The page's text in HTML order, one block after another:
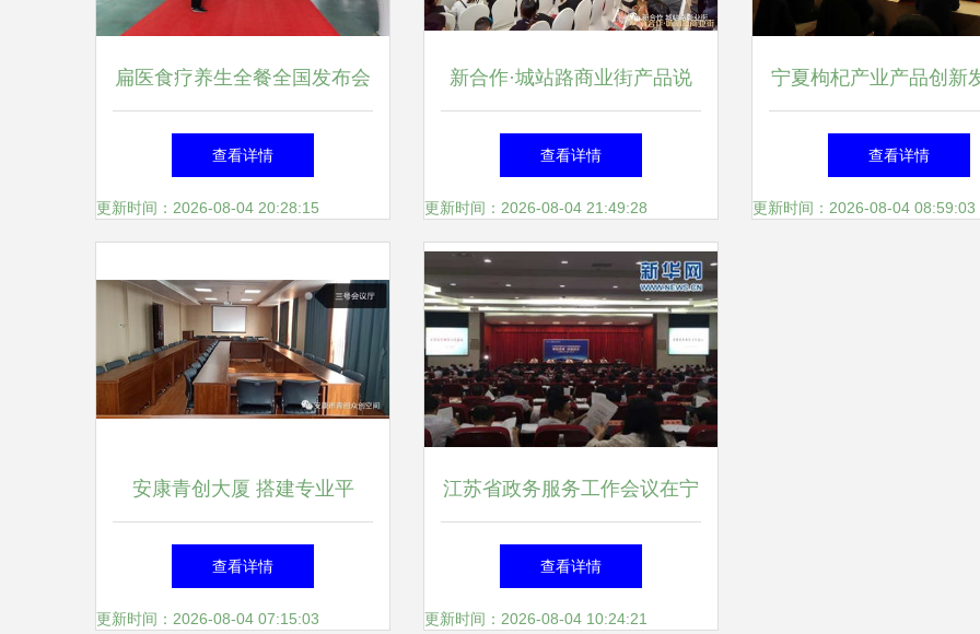
扁医食疗养生全餐全国发布会
圆满举行，专业会议服务赋能
健康新篇章
查看详情
更新时间：2026-08-04 20:28:15
新合作·城站路商业街产品说
明会圆满落幕 众商云集 大势
已成 展览展示承新篇
查看详情
更新时间：2026-08-04 21:49:28
宁夏枸杞产业产品创新
讨会暨展览展示会成功
查看详情
更新时间：2026-08-04 08:59:03
安康青创大厦 搭建专业平
台，赋能会议展览新篇章
查看详情
更新时间：2026-08-04 07:15:03
江苏省政务服务工作会议在宁
召开，展览展示成为亮点
查看详情
更新时间：2026-08-04 10:24:21